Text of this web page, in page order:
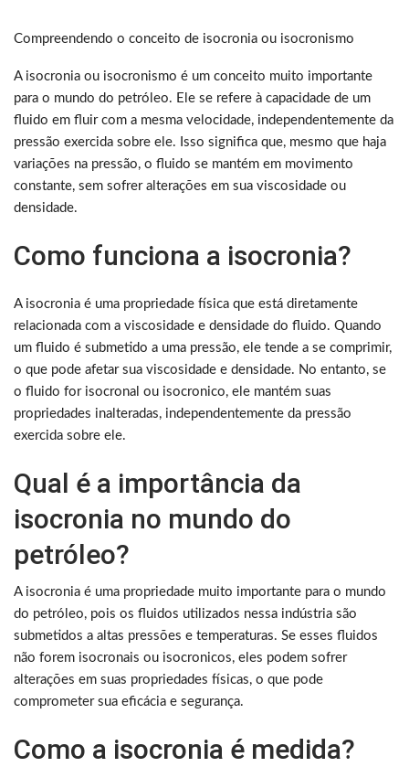
Compreendendo o conceito de isocronia ou isocronismo
A isocronia ou isocronismo é um conceito muito importante
para o mundo do petróleo. Ele se refere à capacidade de um
fluido em fluir com a mesma velocidade, independentemente da
pressão exercida sobre ele. Isso significa que, mesmo que haja
variações na pressão, o fluido se mantém em movimento
constante, sem sofrer alterações em sua viscosidade ou
densidade.
Como funciona a isocronia?
A isocronia é uma propriedade física que está diretamente
relacionada com a viscosidade e densidade do fluido. Quando
um fluido é submetido a uma pressão, ele tende a se comprimir,
o que pode afetar sua viscosidade e densidade. No entanto, se
o fluido for isocronal ou isocronico, ele mantém suas
propriedades inalteradas, independentemente da pressão
exercida sobre ele.
Qual é a importância da
isocronia no mundo do
petróleo?
A isocronia é uma propriedade muito importante para o mundo
do petróleo, pois os fluidos utilizados nessa indústria são
submetidos a altas pressões e temperaturas. Se esses fluidos
não forem isocronais ou isocronicos, eles podem sofrer
alterações em suas propriedades físicas, o que pode
comprometer sua eficácia e segurança.
Como a isocronia é medida?